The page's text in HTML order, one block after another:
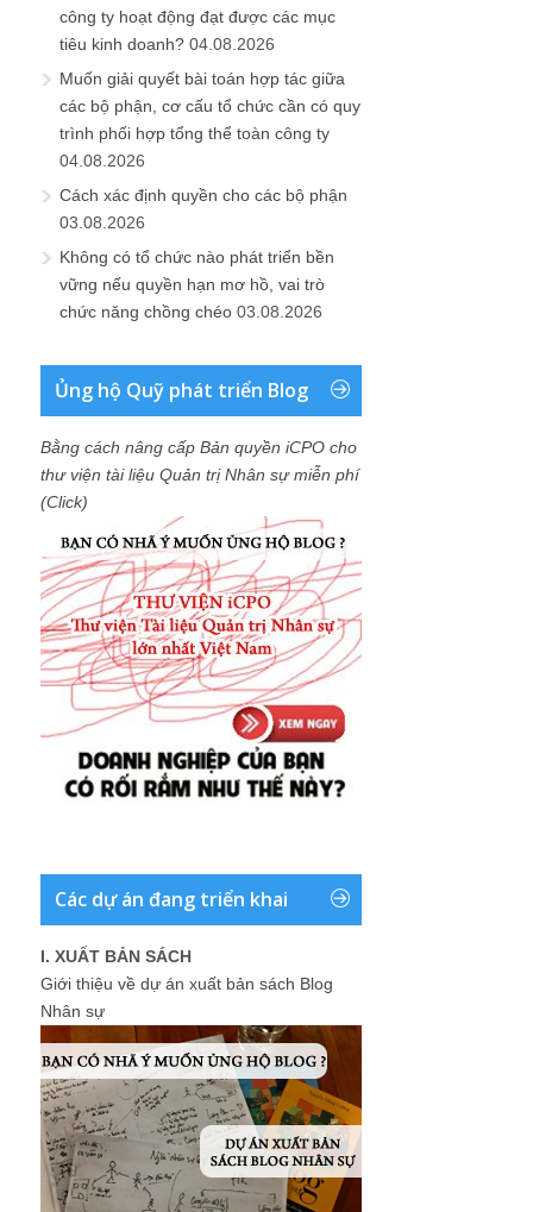
công ty hoạt động đạt được các mục
tiêu kinh doanh? 04.08.2026
Muốn giải quyết bài toán hợp tác giữa
các bộ phận, cơ cấu tổ chức cần có quy
trình phối hợp tổng thể toàn công ty
04.08.2026
Cách xác định quyền cho các bộ phận
03.08.2026
Không có tổ chức nào phát triển bền
vững nếu quyền hạn mơ hồ, vai trò
chức năng chồng chéo 03.08.2026
Ủng hộ Quỹ phát triển Blog
Bằng cách nâng cấp Bản quyền iCPO cho
thư viện tài liệu Quản trị Nhân sự miễn phí
(Click)
Các dự án đang triển khai
I. XUẤT BẢN SÁCH
Giới thiệu về dự án xuất bản sách Blog
Nhân sự